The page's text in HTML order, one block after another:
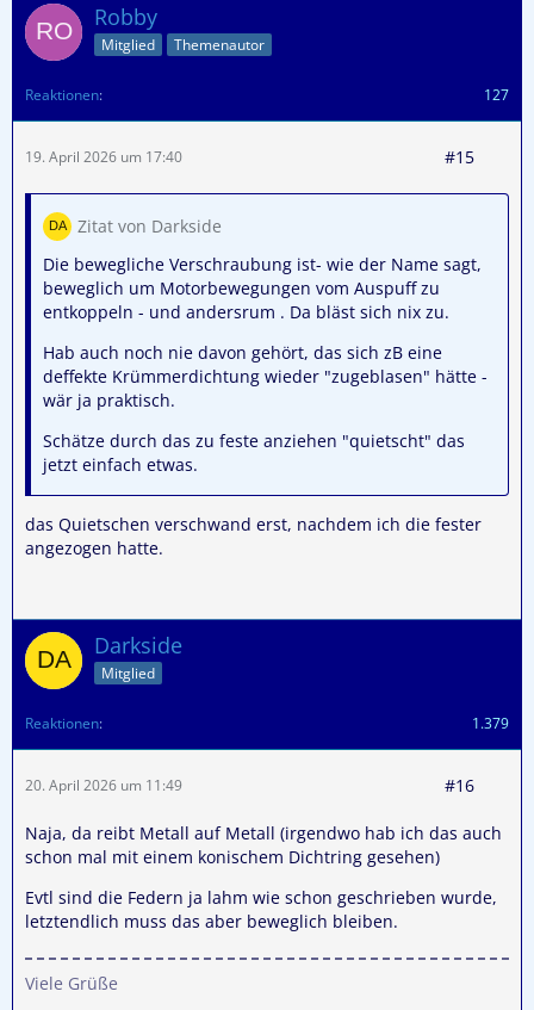
Robby
Mitglied Themenautor
Reaktionen 127
19. April 2026 um 17:40 #15
Zitat von Darkside
Die bewegliche Verschraubung ist- wie der Name sagt,
beweglich um Motorbewegungen vom Auspuff zu
entkoppeln - und andersrum . Da bläst sich nix zu.
Hab auch noch nie davon gehört, das sich zB eine
deffekte Krümmerdichtung wieder "zugeblasen" hätte -
wär ja praktisch.
Schätze durch das zu feste anziehen "quietscht" das
jetzt einfach etwas.
das Quietschen verschwand erst, nachdem ich die fester
angezogen hatte.
Darkside
Mitglied
Reaktionen 1.379
20. April 2026 um 11:49 #16
Naja, da reibt Metall auf Metall (irgendwo hab ich das auch
schon mal mit einem konischem Dichtring gesehen)
Evtl sind die Federn ja lahm wie schon geschrieben wurde,
letztendlich muss das aber beweglich bleiben.
Viele Grüße